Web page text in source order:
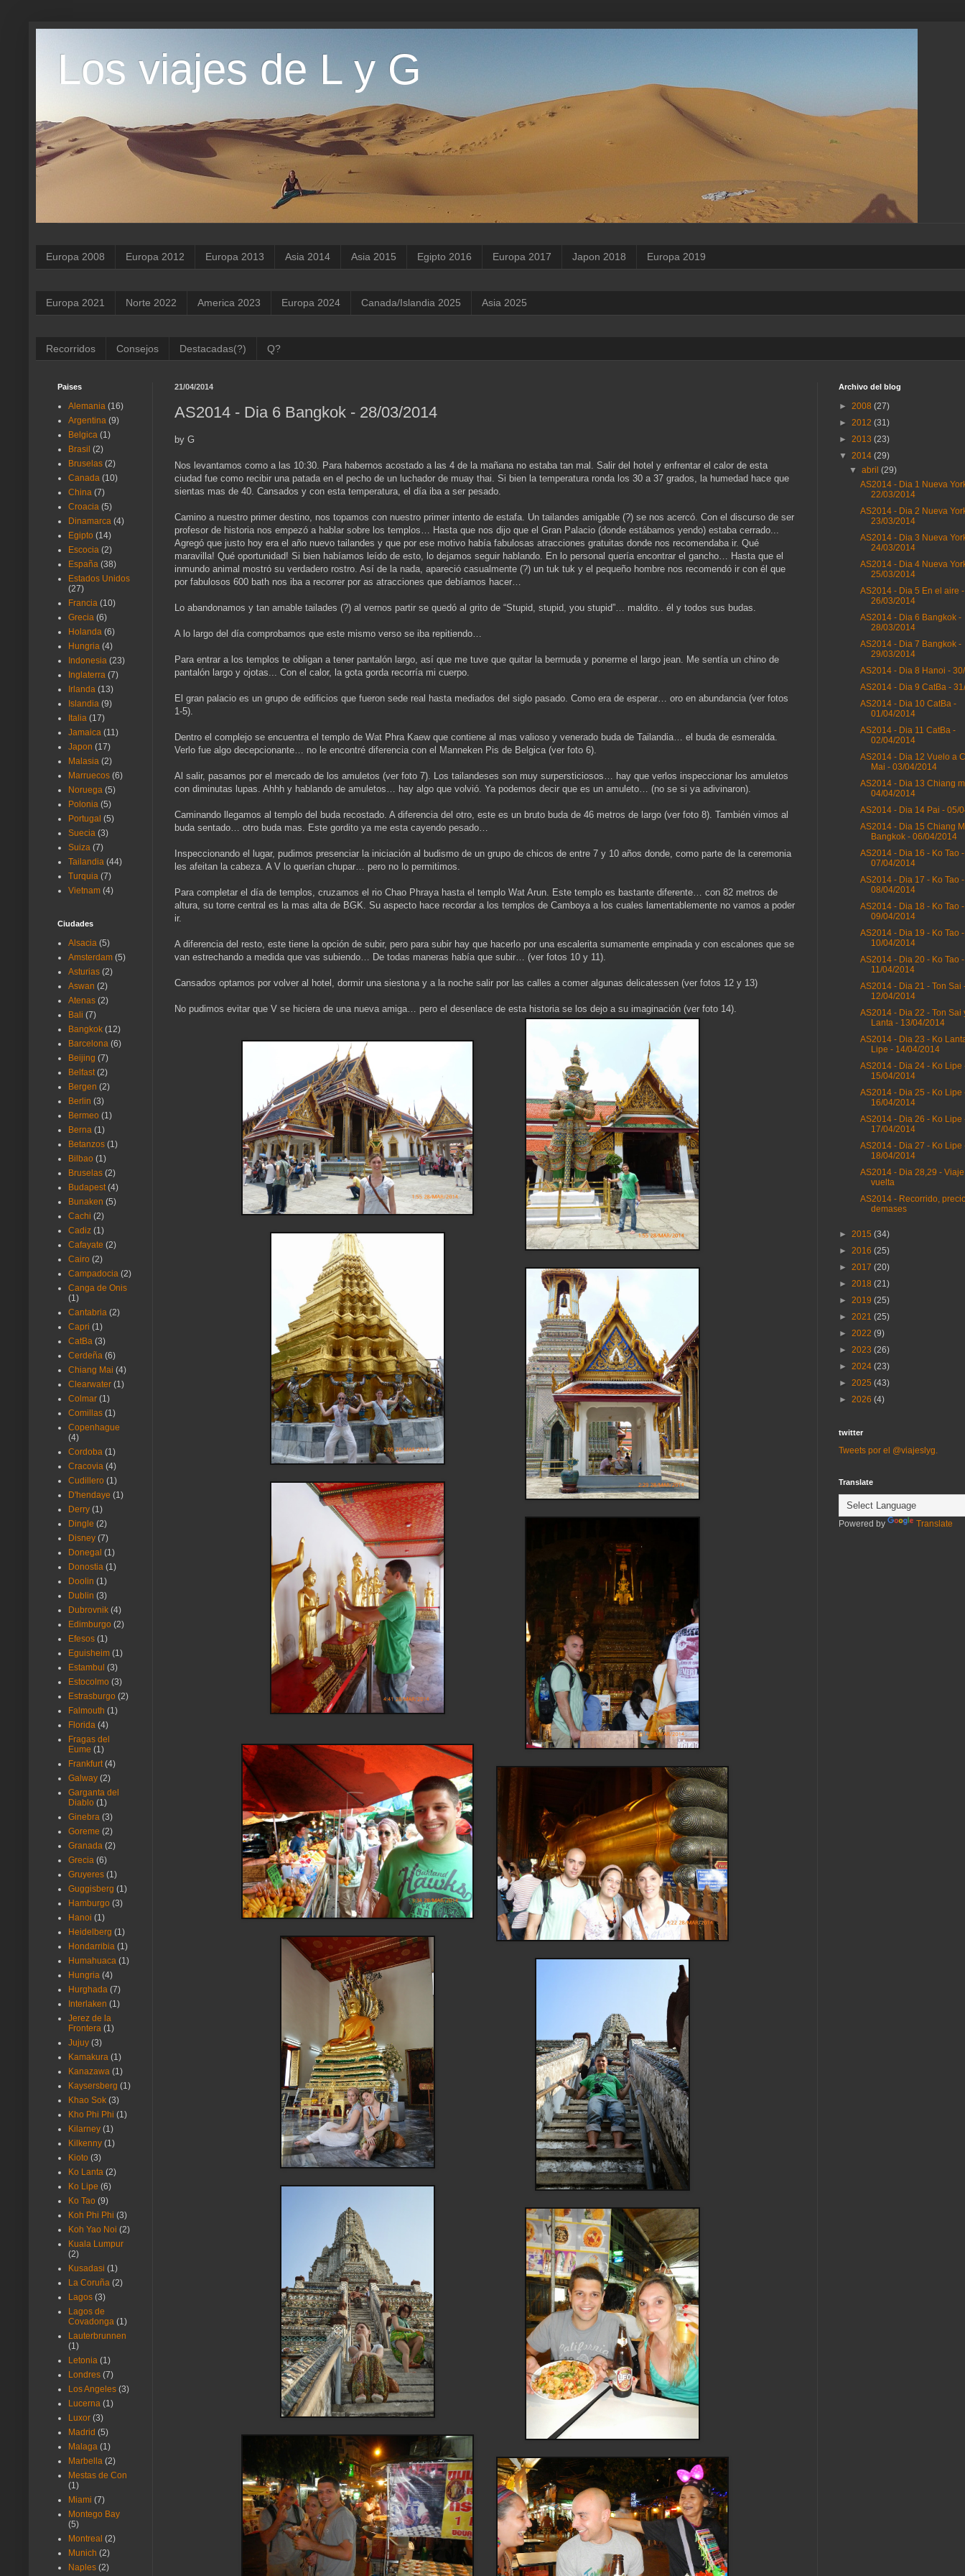
Los viajes de L y G
Europa 2008 Europa 2012 Europa 2013 Asia 2014 Asia 2015 Egipto 2016 Europa 2017 Japon 2018 Europa 2019
Europa 2021 Norte 2022 America 2023 Europa 2024 Canada/Islandia 2025 Asia 2025
Recorridos Consejos Destacadas(?) Q?
21/04/2014
AS2014 - Dia 6 Bangkok - 28/03/2014
by G
Nos levantamos como a las 10:30. Para habernos acostado a las 4 de la mañana no estaba tan mal. Salir del hotel y enfrentar el calor de esta
ciudad fue como recibir una patada en el pecho de un luchador de muay thai. Si bien la temperatura ronda los 30 a 37 grados, la humedad hace que
sientas mas de 40. Cansados y con esta temperatura, el día iba a ser pesado.
Camino a nuestro primer destino, nos topamos con nuestro primer intento de estafa. Un tailandes amigable (?) se nos acercó. Con el discurso de ser
profesor de historia nos empezó a hablar sobre los templos… Hasta que nos dijo que el Gran Palacio (donde estábamos yendo) estaba cerrado...
Agregó que justo hoy era el año nuevo tailandes y que por ese motivo había fabulosas atracciones gratuitas donde nos recomendaba ir. Qué
maravilla! Qué oportunidad! Si bien habíamos leído de esto, lo dejamos seguir hablando. En lo personal quería encontrar el gancho… Hasta que el
inmundo animal mostró su verdadero rostro. Así de la nada, apareció casualmente (?) un tuk tuk y el pequeño hombre nos recomendó ir con él que
por fabulosos 600 bath nos iba a recorrer por as atracciones que debíamos hacer…
Lo abandonamos y tan amable tailades (?) al vernos partir se quedó al grito de “Stupid, stupid, you stupid”… maldito.. él y todos sus budas.
A lo largo del día comprobamos que este mismo verso se iba repitiendo…
Para entrar a los templos te obligan a tener pantalón largo, así que me tuve que quitar la bermuda y ponerme el largo jean. Me sentía un chino de
pantalón largo y ojotas... Con el calor, la gota gorda recorría mi cuerpo.
El gran palacio es un grupo de edificios que fueron sede real hasta mediados del siglo pasado. Como era de esperar… oro en abundancia (ver fotos
1-5).
Dentro el complejo se encuentra el templo de Wat Phra Kaew que contiene al mas valioso y venerado buda de Tailandia… el buda de esmeralda.
Verlo fue algo decepcionante… no le encontré diferencia con el Manneken Pis de Belgica (ver foto 6).
Al salir, pasamos por el mercado de los amuletos (ver foto 7). Los tailandeses son muy surpersticiosos… hay que verlos inspeccionar los amuletos
con diminutas lupas. Ahhh y hablando de amuletos… hay algo que volvió. Ya podemos decir que es un amuleto… (no se si ya adivinaron).
Caminando llegamos al templo del buda recostado. A diferencia del otro, este es un bruto buda de 46 metros de largo (ver foto 8). También vimos al
buda sentado… otro buda mas. Este gordito ya me esta cayendo pesado…
Inspeccionando el lugar, pudimos presenciar la iniciación al budismo de un grupo de chicos de entre 7 y 10 años donde, como parte de la ceremonia
les afeitan la cabeza. A V lo querían chupar… pero no lo permitimos.
Para completar el día de templos, cruzamos el rio Chao Phraya hasta el templo Wat Arun. Este templo es bastante diferente… con 82 metros de
altura, su torre central es la mas alta de BGK. Su aspecto hace recordar a los templos de Camboya a los cuales lamentablemente no vamos a poder
ir.
A diferencia del resto, este tiene la opción de subir, pero para subir hay que hacerlo por una escalerita sumamente empinada y con escalones que se
van estrechando a medida que vas subiendo… De todas maneras había que subir… (ver fotos 10 y 11).
Cansados optamos por volver al hotel, dormir una siestona y a la noche salir por las calles a comer algunas delicatessen (ver fotos 12 y 13)
No pudimos evitar que V se hiciera de una nueva amiga… pero el desenlace de esta historia se los dejo a su imaginación (ver foto 14).
Paises
Alemania (16)
Argentina (9)
Belgica (1)
Brasil (2)
Bruselas (2)
Canada (10)
China (7)
Croacia (5)
Dinamarca (4)
Egipto (14)
Escocia (2)
España (38)
Estados Unidos
(27)
Francia (10)
Grecia (6)
Holanda (6)
Hungria (4)
Indonesia (23)
Inglaterra (7)
Irlanda (13)
Islandia (9)
Italia (17)
Jamaica (11)
Japon (17)
Malasia (2)
Marruecos (6)
Noruega (5)
Polonia (5)
Portugal (5)
Suecia (3)
Suiza (7)
Tailandia (44)
Turquia (7)
Vietnam (4)
Ciudades
Alsacia (5)
Amsterdam (5)
Asturias (2)
Aswan (2)
Atenas (2)
Bali (7)
Bangkok (12)
Barcelona (6)
Beijing (7)
Belfast (2)
Bergen (2)
Berlin (3)
Bermeo (1)
Berna (1)
Betanzos (1)
Bilbao (1)
Bruselas (2)
Budapest (4)
Bunaken (5)
Cachi (2)
Cadiz (1)
Cafayate (2)
Cairo (2)
Campadocia (2)
Canga de Onis
(1)
Cantabria (2)
Capri (1)
CatBa (3)
Cerdeña (6)
Chiang Mai (4)
Clearwater (1)
Colmar (1)
Comillas (1)
Copenhague
(4)
Cordoba (1)
Cracovia (4)
Cudillero (1)
D'hendaye (1)
Derry (1)
Dingle (2)
Disney (7)
Donegal (1)
Donostia (1)
Doolin (1)
Dublin (3)
Dubrovnik (4)
Edimburgo (2)
Efesos (1)
Eguisheim (1)
Estambul (3)
Estocolmo (3)
Estrasburgo (2)
Falmouth (1)
Florida (4)
Fragas del
Eume (1)
Frankfurt (4)
Galway (2)
Garganta del
Diablo (1)
Ginebra (3)
Goreme (2)
Granada (2)
Grecia (6)
Gruyeres (1)
Guggisberg (1)
Hamburgo (3)
Hanoi (1)
Heidelberg (1)
Hondarribia (1)
Humahuaca (1)
Hungria (4)
Hurghada (7)
Interlaken (1)
Jerez de la
Frontera (1)
Jujuy (3)
Kamakura (1)
Kanazawa (1)
Kaysersberg (1)
Khao Sok (3)
Kho Phi Phi (1)
Kilarney (1)
Kilkenny (1)
Kioto (3)
Ko Lanta (2)
Ko Lipe (6)
Ko Tao (9)
Koh Phi Phi (3)
Koh Yao Noi (2)
Kuala Lumpur
(2)
Kusadasi (1)
La Coruña (2)
Lagos (3)
Lagos de
Covadonga (1)
Lauterbrunnen
(1)
Letonia (1)
Londres (7)
Los Angeles (3)
Lucerna (1)
Luxor (3)
Madrid (5)
Malaga (1)
Marbella (2)
Mestas de Con
(1)
Miami (7)
Montego Bay
(5)
Montreal (2)
Munich (2)
Naples (2)
Archivo del blog
► 2008 (27)
► 2012 (31)
► 2013 (23)
▼ 2014 (29)
▼abril(29)
AS2014 - Dia 1 Nueva
22/03/2014
AS2014 - Dia 2 Nueva
23/03/2014
AS2014 - Dia 3 Nueva
24/03/2014
AS2014 - Dia 4 Nueva
25/03/2014
AS2014 - Dia 5 En el aire -
26/03/2014
AS2014 - Dia 6 Bangkok -
28/03/2014
AS2014 - Dia 7 Bangkok -
29/03/2014
AS2014 - Dia 8 Hanoi -
AS2014 - Dia 9 CatBa -
AS2014 - Dia 10 CatBa -
01/04/2014
AS2014 - Dia 11 CatBa -
02/04/2014
AS2014 - Dia 12 Vuelo a
Mai - 03/04/2014
AS2014 - Dia 13 Chiang
04/04/2014
AS2014 - Dia 14 Pai - 05/
AS2014 - Dia 15 Chiang
Bangkok - 06/04/2014
AS2014 - Dia 16 - Ko Tao -
07/04/2014
AS2014 - Dia 17 - Ko Tao -
08/04/2014
AS2014 - Dia 18 - Ko Tao -
09/04/2014
AS2014 - Dia 19 - Ko Tao -
10/04/2014
AS2014 - Dia 20 - Ko Tao -
11/04/2014
AS2014 - Dia 21 - Ton Sai
12/04/2014
AS2014 - Dia 22 - Ton Sai
Lanta - 13/04/2014
AS2014 - Dia 23 - Ko
Lipe - 14/04/2014
AS2014 - Dia 24 - Ko Lipe
15/04/2014
AS2014 - Dia 25 - Ko Lipe
16/04/2014
AS2014 - Dia 26 - Ko Lipe
17/04/2014
AS2014 - Dia 27 - Ko Lipe
18/04/2014
AS2014 - Dia 28,29 -
vuelta
AS2014 - Recorrido,
demases
► 2015 (34)
► 2016 (25)
► 2017 (20)
► 2018 (21)
► 2019 (25)
► 2021 (25)
► 2022 (9)
► 2023 (26)
► 2024 (23)
► 2025 (43)
► 2026 (4)
twitter
Tweets por el @viajeslyg.
Translate
Powered by Translate